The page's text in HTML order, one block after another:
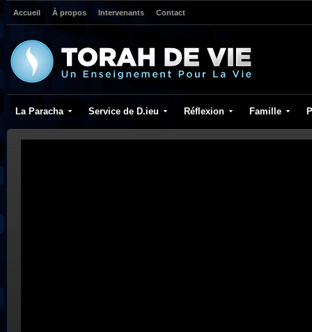
Accueil À propos Intervenants Contact
La Paracha Service de D.ieu Réflexion Famille